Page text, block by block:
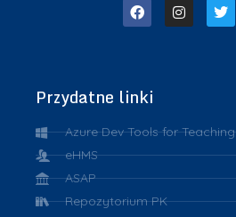
Przydatne linki
Azure Dev Tools for Teaching
eHMS
ASAP
Repozytorium PK